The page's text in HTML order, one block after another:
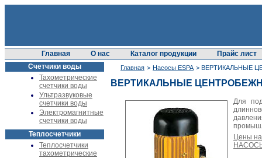
Главная О нас Каталог продукции
Прайс лист
Счетчики воды
Тахометрические
счетчики воды
Ультразвуковые
счетчики воды
Электромагнитные
счетчики воды
Теплосчетчики
Теплосчетчики
тахометрические
Главная > Насосы ESPA > ВЕРТИКАЛЬНЫЕ
ВЕРТИКАЛЬНЫЕ
Для
Цены